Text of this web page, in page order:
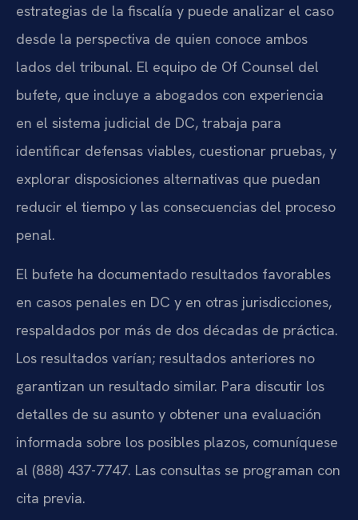
estrategias de la fiscalía y puede analizar el caso
desde la perspectiva de quien conoce ambos
lados del tribunal. El equipo de Of Counsel del
bufete, que incluye a abogados con experiencia
en el sistema judicial de DC, trabaja para
identificar defensas viables, cuestionar pruebas, y
explorar disposiciones alternativas que puedan
reducir el tiempo y las consecuencias del proceso
penal.
El bufete ha documentado resultados favorables
en casos penales en DC y en otras jurisdicciones,
respaldados por más de dos décadas de práctica.
Los resultados varían; resultados anteriores no
garantizan un resultado similar. Para discutir los
detalles de su asunto y obtener una evaluación
informada sobre los posibles plazos, comuníquese
al (888) 437-7747. Las consultas se programan con
cita previa.